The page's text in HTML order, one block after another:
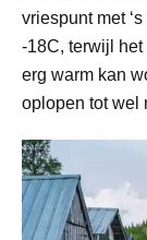
vriespunt met
-18C, terwijl
erg warm kan
oplopen tot wel